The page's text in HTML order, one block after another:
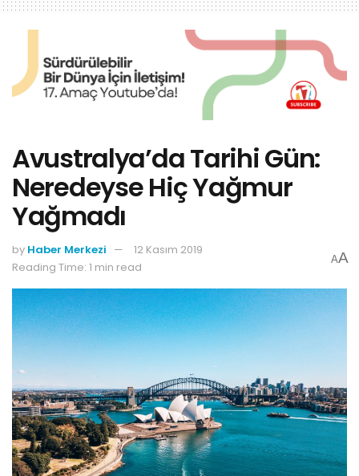
Avustralya’da Tarihi Gün:
Neredeyse Hiç Yağmur
Yağmadı
by Haber Merkezi
12 Kasım 2019
Reading Time: 1 min read
AA